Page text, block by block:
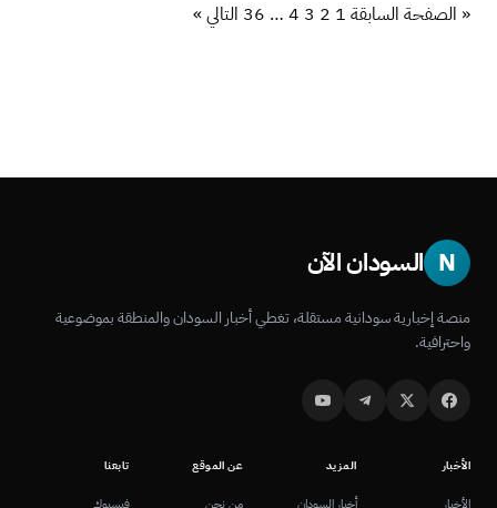
« الصفحة السابقة 1
2
3
4
…
36 التالي »
N السودان الآن
منصة إخبارية سودانية مستقلة، تغطي أخبار السودان والمنطقة بموضوعية
واحترافية.
الأخبار
الأخبار
المزيد
أخبار السودان
عن الموقع
من نحن
تابعنا
فيسبوك